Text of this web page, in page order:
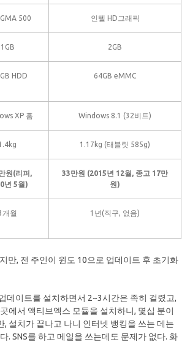
500 인텔 HD그래픽
1GB 2GB
HDD 64GB eMMC
XP 홈 Windows 8.1 (32비트)
1.17kg (태블릿 585g)
원(리퍼,
년 5월)
33만원 (2015년 12월, 종고 17만
원)
개월 1년(직구, 없음)
만, 전 주인이 윈도 10으로 업데이트 후 초기화
데이트를 설치하면서 2~3시간은 족히 걸렸고,
에서 액티브엑스 모듈을 설치하니, 몇십 분이
, 설치가 끝나고 나니 인터넷 뱅킹을 쓰는 데는
. SNS를 하고 메일을 쓰는데도 문제가 없다. 화